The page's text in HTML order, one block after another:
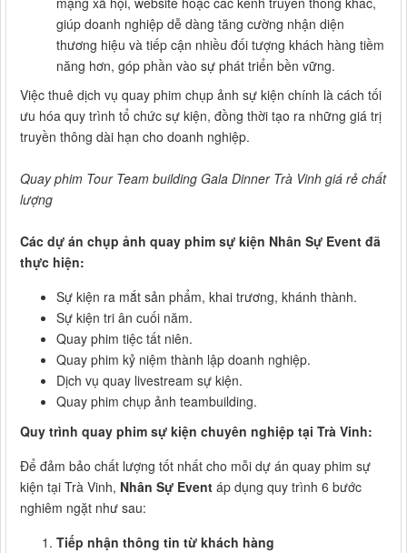
giúp doanh nghiệp dễ dàng tăng cường nhận diện
thương hiệu và tiếp cận nhiều đối tượng khách hàng tiềm
năng hơn, góp phần vào sự phát triển bền vững.
Việc thuê dịch vụ quay phim chụp ảnh sự kiện chính là cách tối
ưu hóa quy trình tổ chức sự kiện, đồng thời tạo ra những giá trị
truyền thông dài hạn cho doanh nghiệp.
Quay phim Tour Team building Gala Dinner Trà Vinh giá rẻ chất
lượng
Các dự án chụp ảnh quay phim sự kiện Nhân Sự Event đã
thực hiện:
Sự kiện ra mắt sản phẩm, khai trương, khánh thành.
Sự kiện tri ân cuối năm.
Quay phim tiệc tất niên.
Quay phim kỷ niệm thành lập doanh nghiệp.
Dịch vụ quay livestream sự kiện.
Quay phim chụp ảnh teambuilding.
Quy trình quay phim sự kiện chuyên nghiệp tại Trà Vinh:
Để đảm bảo chất lượng tốt nhất cho mỗi dự án quay phim sự
kiện tại Trà Vinh, Nhân Sự Event áp dụng quy trình 6 bước
nghiêm ngặt như sau:
Tiếp nhận thông tin từ khách hàng